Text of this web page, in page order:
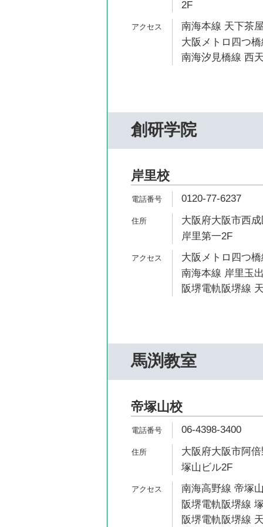
2F
南海本線 天下茶
大阪メトロ四つ
南海汐見橋線 西
創研学院
岸里校
0120-77-6237
大阪府大阪市西
岸里第一2F
大阪メトロ四つ
南海本線 岸里玉
阪堺電軌阪堺線
馬渕教室
帝塚山校
06-4398-3400
大阪府大阪市阿
塚山ビル2F
南海高野線 帝塚
阪堺電軌阪堺線
阪堺電軌阪堺線